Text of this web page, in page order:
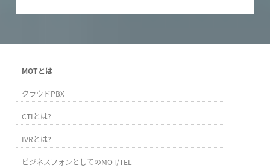
MOTとは
クラウドPBX
CTIとは?
IVRとは?
ビジネスフォンとしてのMOT/TEL